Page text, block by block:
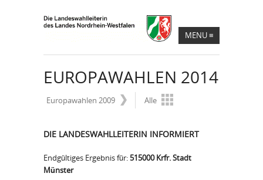
MENU≡
EUROPAWAHLEN 2014
Europawahlen 2009 Alle
DIE LANDESWAHLLEITERIN INFORMIERT
Endgültiges Ergebnis für:515000 Krfr. Stadt
Münster